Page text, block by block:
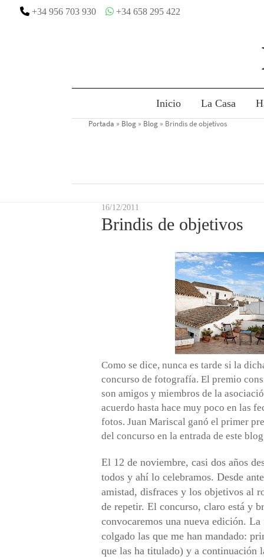
+34 956 703 930 +34 658 295 422
Inicio La Casa
Portada » Blog» Blog» Brindis de objetivos
16/12/2011
Brindis de objetivos
Como se dice, nunca es tarde si la
concurso de fotografía. El premio
son amigos y miembros de la
acuerdo hasta hace muy poco en las
fotos. Juan Mariscal ganó el primer
del concurso en la entrada de este
El 12 de noviembre, casi dos años
todos y ahí lo celebramos. Desde
amistad, disfraces y los objetivos al
de repetir. El concurso, claro está y
convocaremos una nueva edición.
colgado las que me han mandado:
que las ha titulado) y a continuación